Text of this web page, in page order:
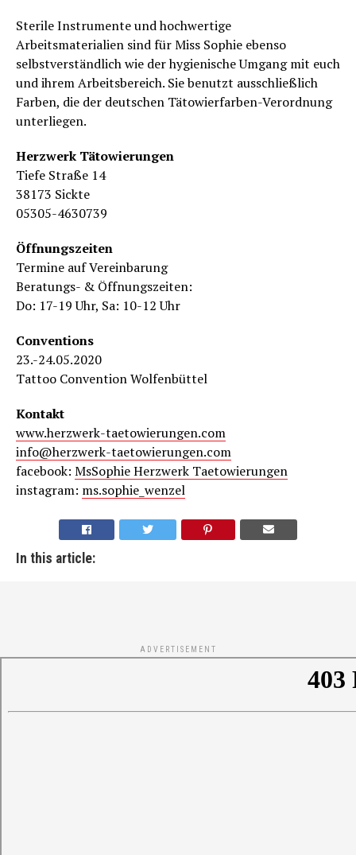
Sterile Instrumente und hochwertige
Arbeitsmaterialien sind für Miss Sophie ebenso
selbstverständlich wie der hygienische Umgang mit euch
und ihrem Arbeitsbereich. Sie benutzt ausschließlich
Farben, die der deutschen Tätowierfarben-Verordnung
unterliegen.
Herzwerk Tätowierungen
Tiefe Straße 14
38173 Sickte
05305-4630739
Öffnungszeiten
Termine auf Vereinbarung
Beratungs- & Öffnungszeiten:
Do: 17-19 Uhr, Sa: 10-12 Uhr
Conventions
23.-24.05.2020
Tattoo Convention Wolfenbüttel
Kontakt
www.herzwerk-taetowierungen.com
info@herzwerk-taetowierungen.com
facebook: MsSophie Herzwerk Taetowierungen
instagram: ms.sophie_wenzel
In this article:
ADVERTISEMENT